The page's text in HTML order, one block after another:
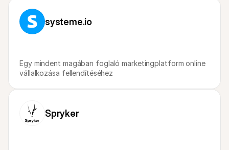
systeme.io
Egy mindent magában foglaló marketingplatform online
vállalkozása fellendítéséhez
Spryker
Tudd meg, miért szerepel a Mollie a bankszámlakivonatodon
Mollie ügyfeleknek
Lépj kapcsolatba az ügyfélszolgálatunkkal